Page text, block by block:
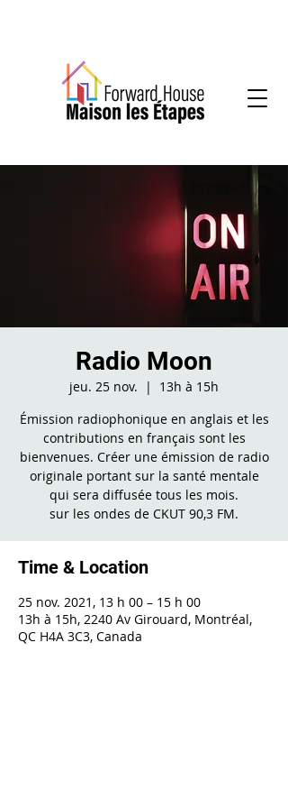
Radio Moon
jeu. 25 nov.
  |
13h à 15h
Émission radiophonique en anglais et les
contributions en français sont les
bienvenues. Créer une émission de radio
originale portant sur la santé mentale
qui sera diffusée tous les mois.
sur les ondes de CKUT 90,3 FM.
Time & Location
25 nov. 2021, 13 h 00 – 15 h 00
13h à 15h, 2240 Av Girouard, Montréal,
QC H4A 3C3, Canada